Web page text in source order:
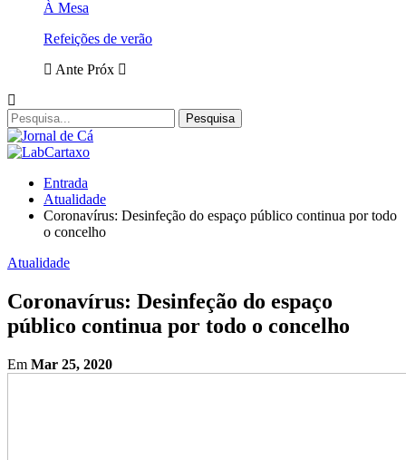
À Mesa
Refeições de verão
Ante Próx
Entrada
Atualidade
Coronavírus: Desinfeção do espaço público continua por todo
o concelho
Atualidade
Coronavírus: Desinfeção do espaço
público continua por todo o concelho
Em Mar 25, 2020